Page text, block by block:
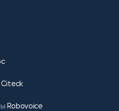
Citeck
Robovoice